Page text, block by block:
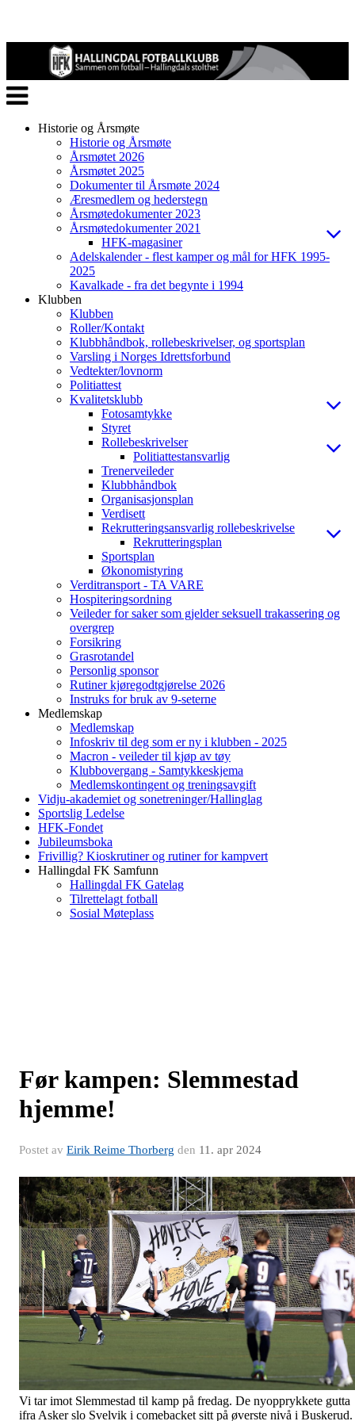
Veksle
navigasjon
Historie og Årsmøte
Historie og Årsmøte
Årsmøtet 2026
Årsmøtet 2025
Dokumenter til Årsmøte 2024
Æresmedlem og hederstegn
Årsmøtedokumenter 2023
Årsmøtedokumenter 2021
HFK-magasiner
Adelskalender - flest kamper og mål for HFK 1995-
2025
Kavalkade - fra det begynte i 1994
Klubben
Klubben
Roller/Kontakt
Klubbhåndbok, rollebeskrivelser, og sportsplan
Varsling i Norges Idrettsforbund
Vedtekter/lovnorm
Politiattest
Kvalitetsklubb
Fotosamtykke
Styret
Rollebeskrivelser
Politiattestansvarlig
Trenerveileder
Klubbhåndbok
Organisasjonsplan
Verdisett
Rekrutteringsansvarlig rollebeskrivelse
Rekrutteringsplan
Sportsplan
Økonomistyring
Verditransport - TA VARE
Hospiteringsordning
Veileder for saker som gjelder seksuell trakassering og
overgrep
Forsikring
Grasrotandel
Personlig sponsor
Rutiner kjøregodtgjørelse 2026
Instruks for bruk av 9-seterne
Medlemskap
Medlemskap
Infoskriv til deg som er ny i klubben - 2025
Macron - veileder til kjøp av tøy
Klubbovergang - Samtykkeskjema
Medlemskontingent og treningsavgift
Vidju-akademiet og sonetreninger/Hallinglag
Sportslig Ledelse
HFK-Fondet
Jubileumsboka
Frivillig? Kioskrutiner og rutiner for kampvert
Hallingdal FK Samfunn
Hallingdal FK Gatelag
Tilrettelagt fotball
Sosial Møteplass
Før kampen: Slemmestad
hjemme!
Postet av Eirik Reime Thorberg den 11. apr 2024
Vi tar imot Slemmestad til kamp på fredag. De nyopprykkete gutta
ifra Asker slo Svelvik i comebacket sitt på øverste nivå i Buskerud.